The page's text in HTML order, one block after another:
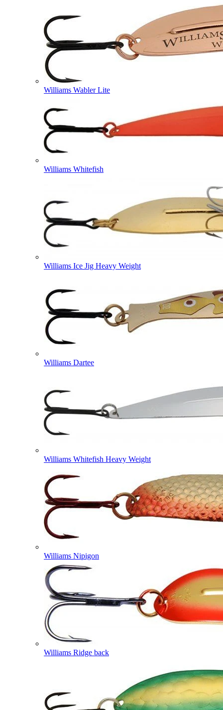
Williams Wabler Lite
Williams Whitefish
Williams Ice Jig Heavy Weight
Williams Dartee
Williams Whitefish Heavy Weight
Williams Nipigon
Williams Ridge back